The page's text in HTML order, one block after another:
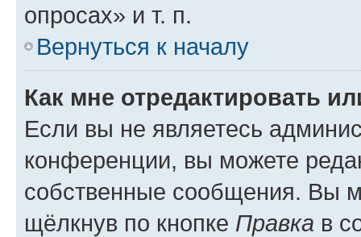
опросах» и т. п.
Вернуться к началу
Как мне отредактировать
Если вы не являетесь
конференции, вы можете
собственные сообщения. Вы
щёлкнув по кнопке Правка в